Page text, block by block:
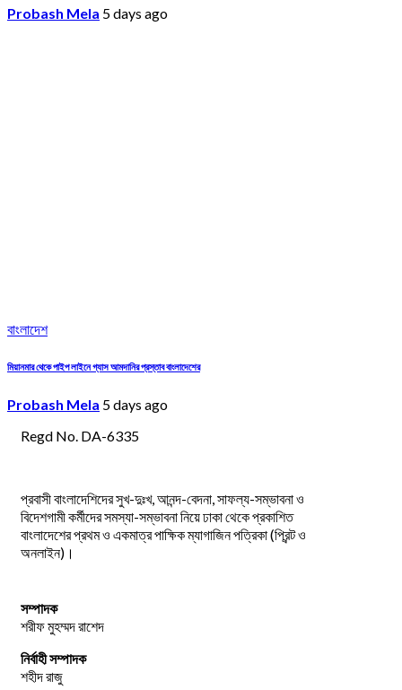
Probash Mela 5 days ago
বাংলাদেশ
মিয়ানমার থেকে পাইপ লাইনে গ্যাস আমদানির প্রস্তাব বাংলাদেশের
Probash Mela 5 days ago
Regd No. DA-6335
প্রবাসী বাংলাদেশিদের সুখ-দুঃখ, আনন্দ-বেদনা, সাফল্য-সম্ভাবনা ও
বিদেশগামী কর্মীদের সমস্যা-সম্ভাবনা নিয়ে ঢাকা থেকে প্রকাশিত
বাংলাদেশের প্রথম ও একমাত্র পাক্ষিক ম্যাগাজিন পত্রিকা (প্রিন্ট ও
অনলাইন)।
সম্পাদক
শরীফ মুহম্মদ রাশেদ
নির্বাহী সম্পাদক
শহীদ রাজু